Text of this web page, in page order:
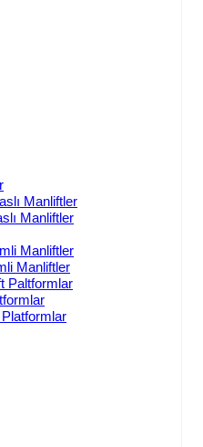
Manliftler
Manliftler
Manliftler
Manliftler
Paltformlar